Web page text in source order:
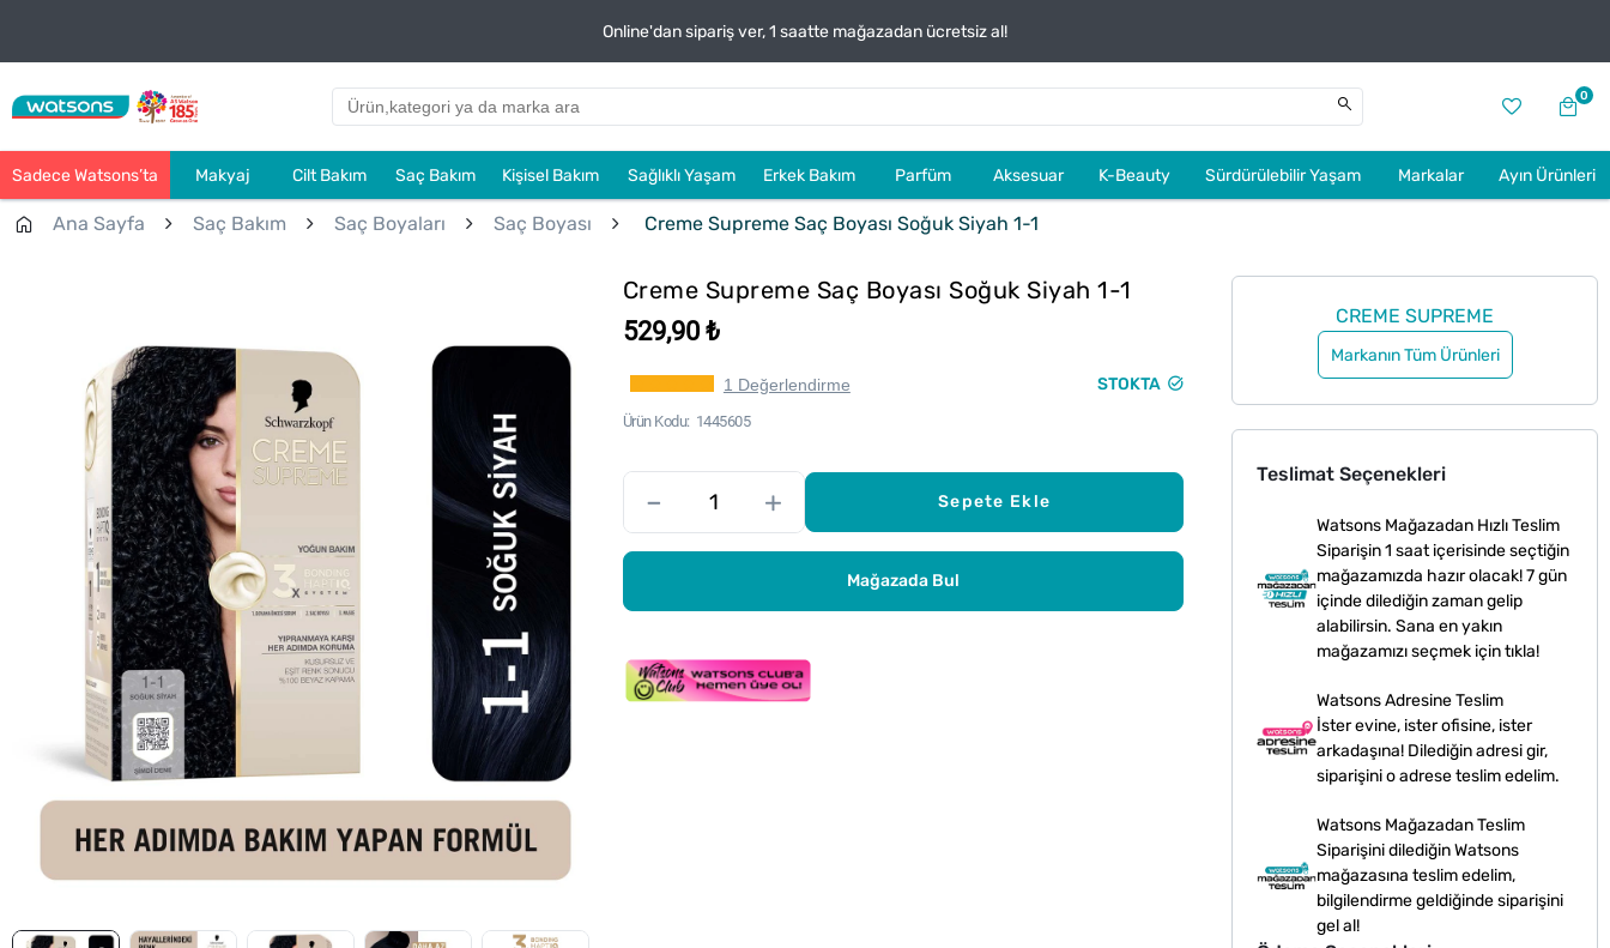
Online'dan sipariş ver, 1 saatte mağazadan ücretsiz al!
0
Sadece Watsons’ta Makyaj Cilt Bakım Saç Bakım Kişisel Bakım Sağlıklı Yaşam Erkek Bakım Parfüm Aksesuar K-Beauty Sürdürülebilir Yaşam Markalar Ayın Ürünleri
Ana Sayfa Saç Bakım Saç Boyaları Saç Boyası Creme Supreme Saç Boyası Soğuk Siyah 1-1
Creme Supreme Saç Boyası Soğuk Siyah 1-1
529,90 ₺
1 Değerlendirme STOKTA
Ürün Kodu 1445605
– + Sepete Ekle
Mağazada Bul
CREME SUPREME
Markanın Tüm Ürünleri
Teslimat Seçenekleri
Watsons Mağazadan Hızlı Teslim
Siparişin 1 saat içerisinde seçtiğin
mağazamızda hazır olacak! 7 gün
içinde dilediğin zaman gelip
alabilirsin. Sana en yakın
mağazamızı seçmek için tıkla!
Watsons Adresine Teslim
İster evine, ister ofisine, ister
arkadaşına! Dilediğin adresi gir,
siparişini o adrese teslim edelim.
Watsons Mağazadan Teslim
Siparişini dilediğin Watsons
mağazasına teslim edelim,
bilgilendirme geldiğinde siparişini
gel al!